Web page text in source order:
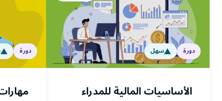
دورة سهل
الأساسيات المالية للمدراء
دورة